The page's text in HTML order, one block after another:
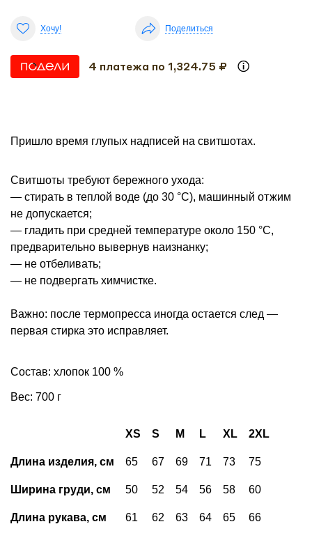
Хочу! Поделиться
4 платежа по 1,324.75 ₽
Пришло время глупых надписей на свитшотах.
Свитшоты требуют бережного ухода:
— стирать в теплой воде (до 30 °С), машинный отжим
не допускается;
— гладить при средней температуре около 150 °С,
предварительно вывернув наизнанку;
— не отбеливать;
— не подвергать химчистке.
Важно: после термопресса иногда остается след —
первая стирка это исправляет.
Состав: хлопок 100 %
Вес: 700 г
XS S M L XL 2XL
Длина изделия, см 65 67 69 71 73 75
Ширина груди, см 50 52 54 56 58 60
Длина рукава, см 61 62 63 64 65 66